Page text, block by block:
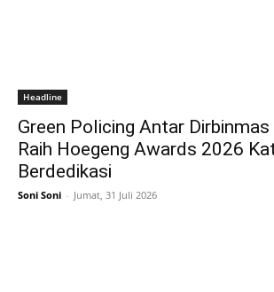
Headline
Green Policing Antar
Raih Hoegeng Awards 2026
Berdedikasi
Soni Soni - Jumat, 31 Juli 2026